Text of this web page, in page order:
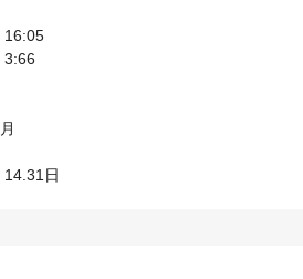
16:05
3:66
14.31日